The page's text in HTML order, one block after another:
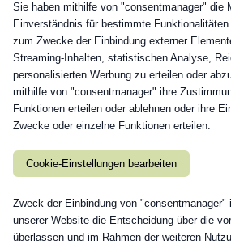
Sie haben mithilfe von "consentmanager" die
Einverständnis für bestimmte
zum Zwecke der Einbindung externer
Streaming-Inhalten, statistischen Analyse,
personalisierten Werbung zu erteilen oder
mithilfe von "consentmanager" ihre
Funktionen erteilen oder ablehnen oder ihre
Zwecke oder einzelne Funktionen erteilen.
Cookie-Einstellungen bearbeiten
Zweck der Einbindung von
unserer Website die Entscheidung über die
überlassen und im Rahmen der weiteren